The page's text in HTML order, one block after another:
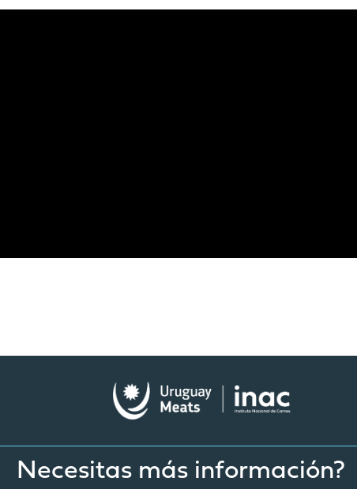
Necesitas más información?